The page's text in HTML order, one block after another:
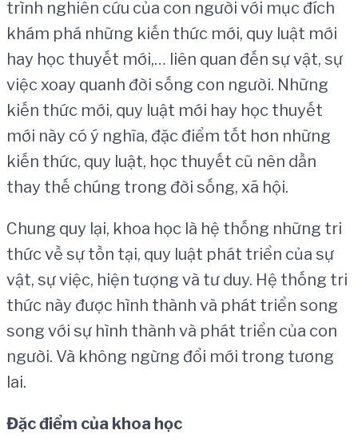
trình nghiên cứu của con người với mục đích
khám phá những kiến thức mới, quy luật mới
hay học thuyết mới,… liên quan đến sự vật, sự
việc xoay quanh đời sống con người. Những
kiến thức mới, quy luật mới hay học thuyết
mới này có ý nghĩa, đặc điểm tốt hơn những
kiến thức, quy luật, học thuyết cũ nên dần
thay thế chúng trong đời sống, xã hội.
Chung quy lại, khoa học là hệ thống những tri
thức về sự tồn tại, quy luật phát triển của sự
vật, sự việc, hiện tượng và tư duy. Hệ thống tri
thức này được hình thành và phát triển song
song với sự hình thành và phát triển của con
người. Và không ngừng đổi mới trong tương
lai.
Đặcđiểm của khoa học